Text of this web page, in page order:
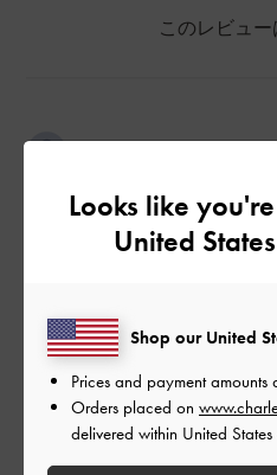
このレビュ
履き心地が良い
色違い購入しちゃいました
サイズ: 37/23.5cm カラー:
グ
デザイン
とてもよ
Looks like
United
Shop our United
Prices and payment
Orders placed on
delivered within United